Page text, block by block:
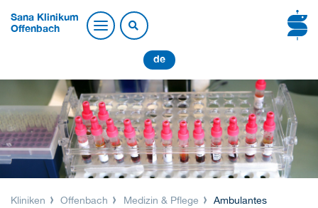
Sana Klinikum
Offenbach
de
Kliniken Offenbach Medizin & Pflege
Ambulantes